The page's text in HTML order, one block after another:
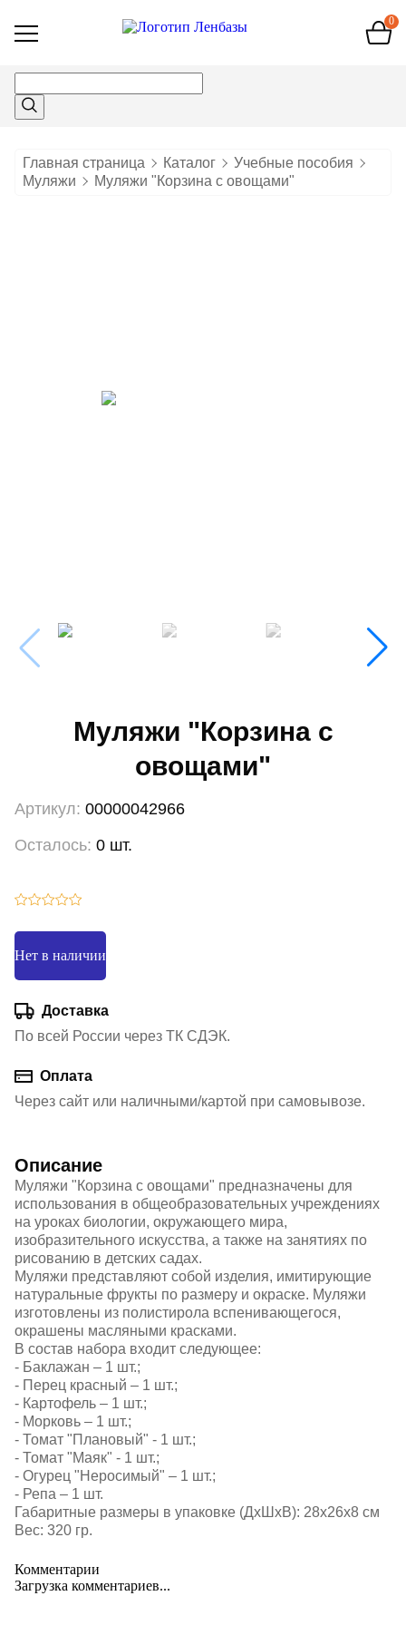
Открыть
0
Главная страница Каталог
Учебные пособия
Муляжи
Муляжи "Корзина с овощами"
Муляжи "Корзина с
овощами"
Артикул: 00000042966
Осталось: 0 шт.
Нет в наличии
Доставка
По всей России через ТК СДЭК.
Оплата
Через сайт или наличными/картой при самовывозе.
Описание
Муляжи "Корзина с овощами" предназначены для
использования в общеобразовательных учреждениях
на уроках биологии, окружающего мира,
изобразительного искусства, а также на занятиях по
рисованию в детских садах.
Муляжи представляют собой изделия, имитирующие
натуральные фрукты по размеру и окраске. Муляжи
изготовлены из полистирола вспенивающегося,
окрашены масляными красками.
В состав набора входит следующее:
- Баклажан – 1 шт.;
- Перец красный – 1 шт.;
- Картофель – 1 шт.;
- Морковь – 1 шт.;
- Томат "Плановый" - 1 шт.;
- Томат "Маяк" - 1 шт.;
- Огурец "Неросимый" – 1 шт.;
- Репа – 1 шт.
Габаритные размеры в упаковке (ДхШхВ): 28х26х8 см
Вес: 320 гр.
Комментарии
Загрузка комментариев...